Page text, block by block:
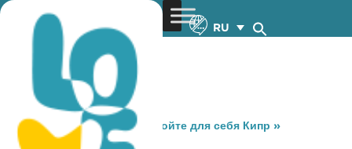
RU
You are here: Home »Откройте для себя Кипр »
Gastronomy
» SINATRA